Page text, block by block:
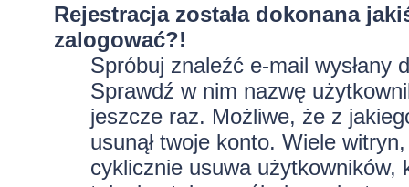
Rejestracja została dokonana
zalogować?!
Spróbuj znaleźć e-mail wysłany
Sprawdź w nim nazwę
jeszcze raz. Możliwe, że z
usunął twoje konto. Wiele
cyklicznie usuwa użytkowników,